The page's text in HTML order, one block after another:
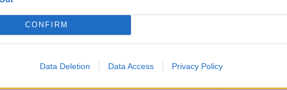
CONFIRM
Data Deletion Data Access Privacy Policy
som slagter.
har fået sit svendebrev. Hun har